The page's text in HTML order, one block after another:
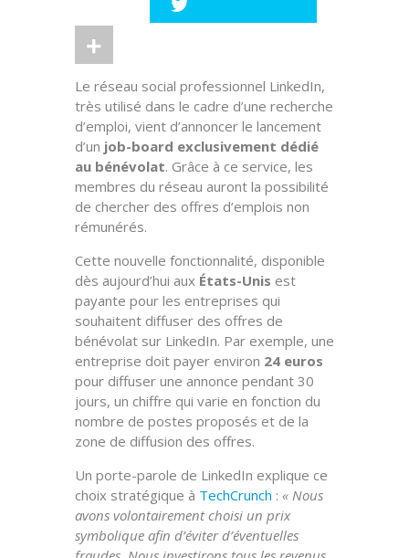
Le réseau social professionnel LinkedIn,
très utilisé dans le cadre d’une recherche
d’emploi, vient d’annoncer le lancement
d’un job-board exclusivement dédié
au bénévolat. Grâce à ce service, les
membres du réseau auront la possibilité
de chercher des offres d’emplois non
rémunérés.
Cette nouvelle fonctionnalité, disponible
dès aujourd’hui aux États-Unis est
payante pour les entreprises qui
souhaitent diffuser des offres de
bénévolat sur LinkedIn. Par exemple, une
entreprise doit payer environ 24 euros
pour diffuser une annonce pendant 30
jours, un chiffre qui varie en fonction du
nombre de postes proposés et de la
zone de diffusion des offres.
Un porte-parole de LinkedIn explique ce
choix stratégique à TechCrunch : « Nous
avons volontairement choisi un prix
symbolique afin d’éviter d’éventuelles